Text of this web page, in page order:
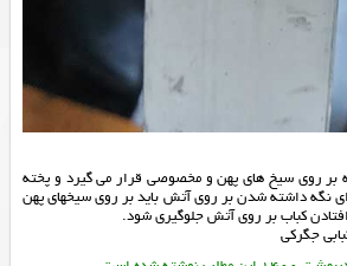
بر روی سیخ های پهن و مخصوصی قرار می گیرد و پخته
نگه داشته شدن بر روی آتش باید بر روی سیخهای پهن
کباب بر روی آتش جلوگیری شود.
جگرکی